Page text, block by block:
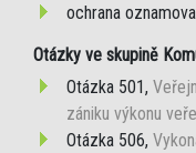
ochrana
Otázky ve skupině
Otázka 501,
zániku výkonu
Otázka 506,